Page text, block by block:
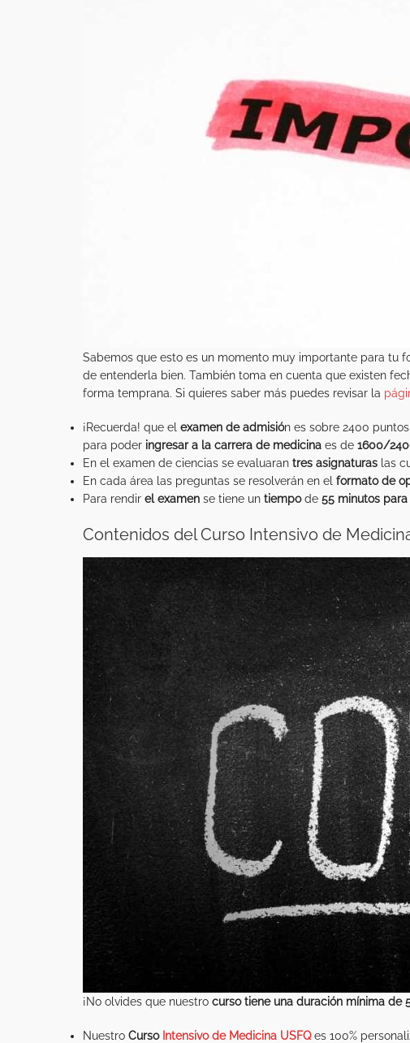
Sabemos que esto es un momento muy importante para tu
de entenderla bien. También toma en cuenta que existen
forma temprana. Si quieres saber más puedes revisar la
¡Recuerda! que el examen de admisión es sobre 2400
para poder ingresar a la carrera de medicina es de 1600/
En el examen de ciencias se evaluaran tres asignaturas las
En cada área las preguntas se resolverán en el formato de
Para rendir el examen se tiene un tiempode 55 minutos
Contenidos del Curso Intensivo de
¡No olvides que nuestro curso tiene una duración mínima de
Nuestro Curso Intensivo de Medicina USFQ es 100%